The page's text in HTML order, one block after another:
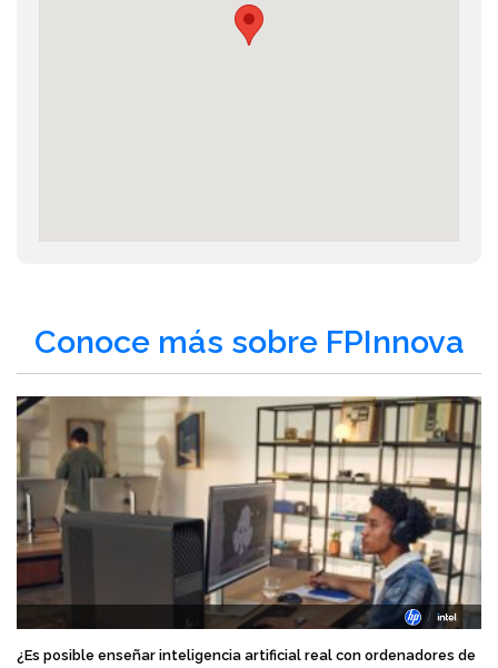
Conoce más sobre FPInnova
¿Es posible enseñar inteligencia artificial real con ordenadores de